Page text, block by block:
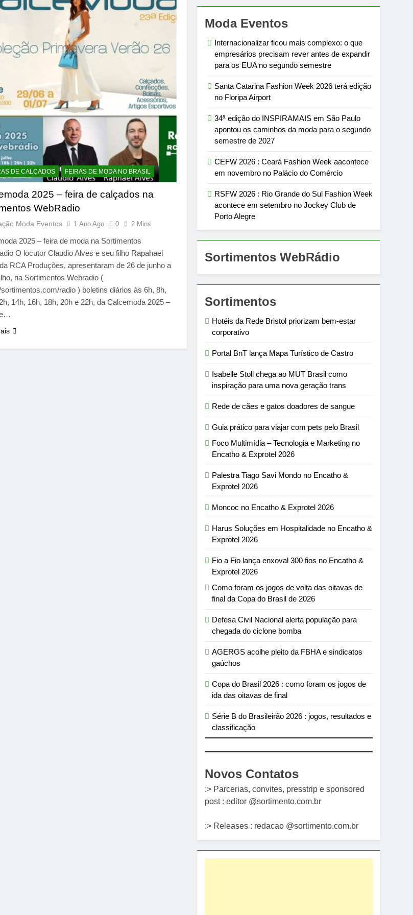
DE CALÇADOS FEIRAS DE MODA NO BRASIL
2025 – feira de calçados na
WebRadio
Moda Eventos 1 Ano Ago 0 2 Mins
2025 – feira de moda na Sortimentos
O locutor Claudio Alves e seu filho Rapahael
RCA Produções, apresentaram de 26 de junho a
na Sortimentos Webradio (
radio ) boletins diários às 6h, 8h,
14h, 16h, 18h, 20h e 22h, da Calcemoda 2025 –
Moda Eventos
Internacionalizar ficou mais complexo: o que
empresários precisam rever antes de expandir
para os EUA no segundo semestre
Santa Catarina Fashion Week 2026 terá edição
no Floripa Airport
34ª edição do INSPIRAMAIS em São Paulo
apontou os caminhos da moda para o segundo
semestre de 2027
CEFW 2026 : Ceará Fashion Week aacontece
em novembro no Palácio do Comércio
RSFW 2026 : Rio Grande do Sul Fashion Week
acontece em setembro no Jockey Club de
Porto Alegre
Sortimentos WebRádio
Sortimentos
Hotéis da Rede Bristol priorizam bem-estar
corporativo
Portal BnT lança Mapa Turístico de Castro
Isabelle Stoll chega ao MUT Brasil como
inspiração para uma nova geração trans
Rede de cães e gatos doadores de sangue
Guia prático para viajar com pets pelo Brasil
Foco Multimídia – Tecnologia e Marketing no
Encatho & Exprotel 2026
Palestra Tiago Savi Mondo no Encatho &
Exprotel 2026
Moncoc no Encatho & Exprotel 2026
Harus Soluções em Hospitalidade no Encatho &
Exprotel 2026
Fio a Fio lança enxoval 300 fios no Encatho &
Exprotel 2026
Como foram os jogos de volta das oitavas de
final da Copa do Brasil de 2026
Defesa Civil Nacional alerta população para
chegada do ciclone bomba
AGERGS acolhe pleito da FBHA e sindicatos
gaúchos
Copa do Brasil 2026 : como foram os jogos de
ida das oitavas de final
Série B do Brasileirão 2026 : jogos, resultados e
classificação
Novos Contatos
:> Parcerias, convites, presstrip e sponsored
post : editor @sortimento.com.br
:> Releases : redacao @sortimento.com.br